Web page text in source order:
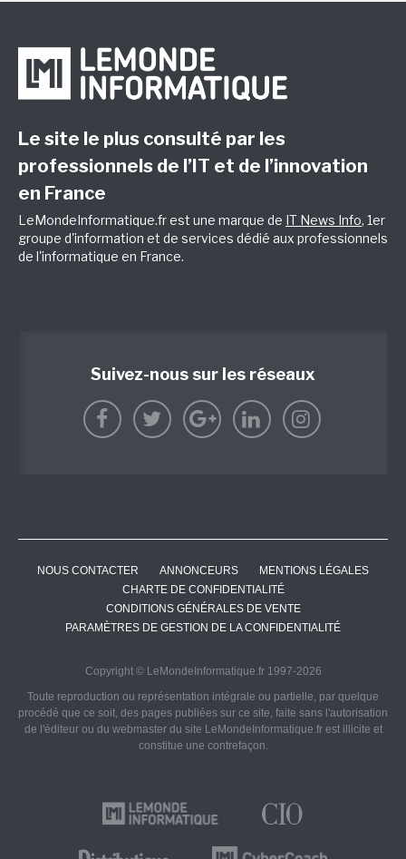
Le site le plus consulté par les
professionnels de l’IT et de l’innovation
en France
LeMondeInformatique.fr est une marque de IT News Info, 1er
groupe d'information et de services dédié aux professionnels
de l'informatique en France.
Suivez-nous sur les réseaux
NOUS CONTACTER ANNONCEURS
MENTIONS LÉGALES
CHARTE DE CONFIDENTIALITÉ
CONDITIONS GÉNÉRALES DE VENTE
PARAMÈTRES DE GESTION DE LA CONFIDENTIALITÉ
Copyright © LeMondeInformatique.fr 1997-2026
Toute reproduction ou représentation intégrale ou partielle, par quelque
procédé que ce soit, des pages publiées sur ce site, faite sans l'autorisation
de l'éditeur ou du webmaster du site LeMondeInformatique.fr est illicite et
constitue une contrefaçon.